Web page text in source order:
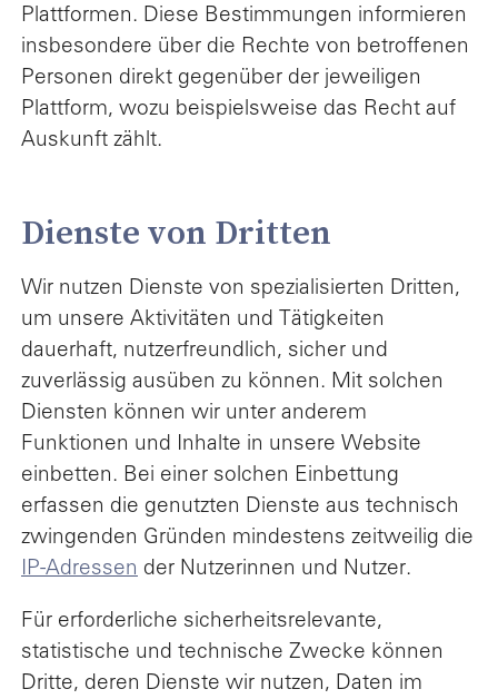
Plattformen. Diese Bestimmungen informieren
insbesondere über die Rechte von betroffenen
Personen direkt gegenüber der jeweiligen
Plattform, wozu beispielsweise das Recht auf
Auskunft zählt.
Dienste von Dritten
Wir nutzen Dienste von spezialisierten Dritten,
um unsere Aktivitäten und Tätigkeiten
dauerhaft, nutzerfreundlich, sicher und
zuverlässig ausüben zu können. Mit solchen
Diensten können wir unter anderem
Funktionen und Inhalte in unsere Website
einbetten. Bei einer solchen Einbettung
erfassen die genutzten Dienste aus technisch
zwingenden Gründen mindestens zeitweilig die
IP-Adressen der Nutzerinnen und Nutzer.
Für erforderliche sicherheitsrelevante,
statistische und technische Zwecke können
Dritte, deren Dienste wir nutzen, Daten im